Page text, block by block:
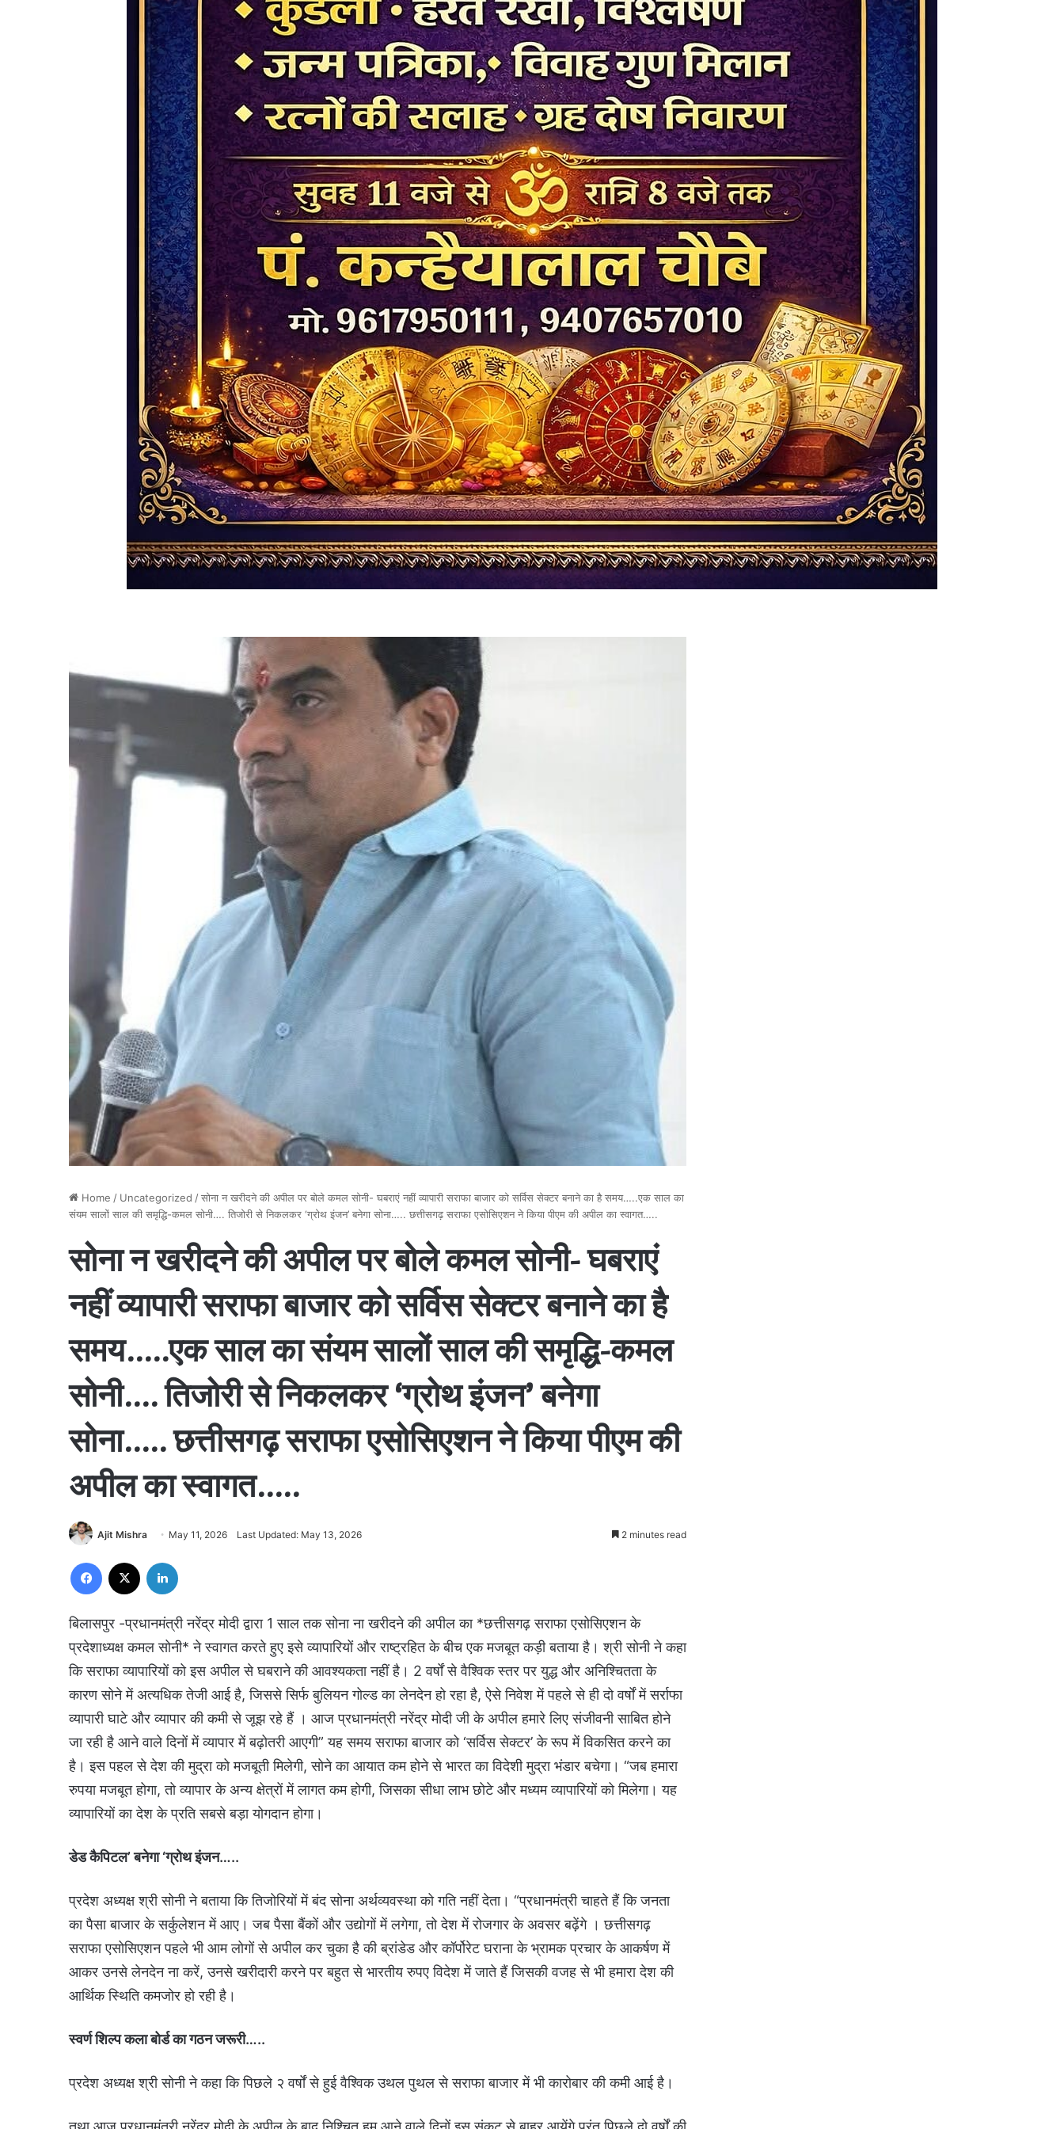
Home / Uncategorized /सोना न खरीदने की अपील पर बोले कमल सोनी- घबराएं नहीं व्यापारी सराफा बाजार को सर्विस सेक्टर बनाने का है समय…..एक साल का
संयम सालों साल की समृद्धि-कमल सोनी…. तिजोरी से निकलकर ‘ग्रोथ इंजन’ बनेगा सोना….. छत्तीसगढ़ सराफा एसोसिएशन ने किया पीएम की अपील का स्वागत…..
सोना न खरीदने की अपील पर बोले कमल सोनी- घबराएं
नहीं व्यापारी सराफा बाजार को सर्विस सेक्टर बनाने का है
समय…..एक साल का संयम सालों साल की समृद्धि-कमल
सोनी…. तिजोरी से निकलकर ‘ग्रोथ इंजन’ बनेगा
सोना….. छत्तीसगढ़ सराफा एसोसिएशन ने किया पीएम की
अपील का स्वागत…..
Ajit Mishra May 11, 2026 Last Updated: May 13, 2026 2 minutes read
Facebook
बिलासपुर -प्रधानमंत्री नरेंद्र मोदी द्वारा 1 साल तक सोना ना खरीदने की अपील का *छत्तीसगढ़ सराफा एसोसिएशन के
प्रदेशाध्यक्ष कमल सोनी* ने स्वागत करते हुए इसे व्यापारियों और राष्ट्रहित के बीच एक मजबूत कड़ी बताया है। श्री सोनी ने कहा
कि सराफा व्यापारियों को इस अपील से घबराने की आवश्यकता नहीं है। 2 वर्षों से वैश्विक स्तर पर युद्ध और अनिश्चितता के
कारण सोने में अत्यधिक तेजी आई है, जिससे सिर्फ बुलियन गोल्ड का लेनदेन हो रहा है, ऐसे निवेश में पहले से ही दो वर्षों में सर्राफा
व्यापारी घाटे और व्यापार की कमी से जूझ रहे हैं । आज प्रधानमंत्री नरेंद्र मोदी जी के अपील हमारे लिए संजीवनी साबित होने
जा रही है आने वाले दिनों में व्यापार में बढ़ोतरी आएगी” यह समय सराफा बाजार को ‘सर्विस सेक्टर’ के रूप में विकसित करने का
है। इस पहल से देश की मुद्रा को मजबूती मिलेगी, सोने का आयात कम होने से भारत का विदेशी मुद्रा भंडार बचेगा। “जब हमारा
रुपया मजबूत होगा, तो व्यापार के अन्य क्षेत्रों में लागत कम होगी, जिसका सीधा लाभ छोटे और मध्यम व्यापारियों को मिलेगा। यह
व्यापारियों का देश के प्रति सबसे बड़ा योगदान होगा।
डेड कैपिटल’ बनेगा ‘ग्रोथ इंजन…..
प्रदेश अध्यक्ष श्री सोनी ने बताया कि तिजोरियों में बंद सोना अर्थव्यवस्था को गति नहीं देता। “प्रधानमंत्री चाहते हैं कि जनता
का पैसा बाजार के सर्कुलेशन में आए। जब पैसा बैंकों और उद्योगों में लगेगा, तो देश में रोजगार के अवसर बढ़ेंगे । छत्तीसगढ़
सराफा एसोसिएशन पहले भी आम लोगों से अपील कर चुका है की ब्रांडेड और कॉर्पोरेट घराना के भ्रामक प्रचार के आकर्षण में
आकर उनसे लेनदेन ना करें, उनसे खरीदारी करने पर बहुत से भारतीय रुपए विदेश में जाते हैं जिसकी वजह से भी हमारा देश की
आर्थिक स्थिति कमजोर हो रही है।
स्वर्ण शिल्प कला बोर्ड का गठन जरूरी…..
प्रदेश अध्यक्ष श्री सोनी ने कहा कि पिछले २ वर्षों से हुई वैश्विक उथल पुथल से सराफा बाजार में भी कारोबार की कमी आई है।